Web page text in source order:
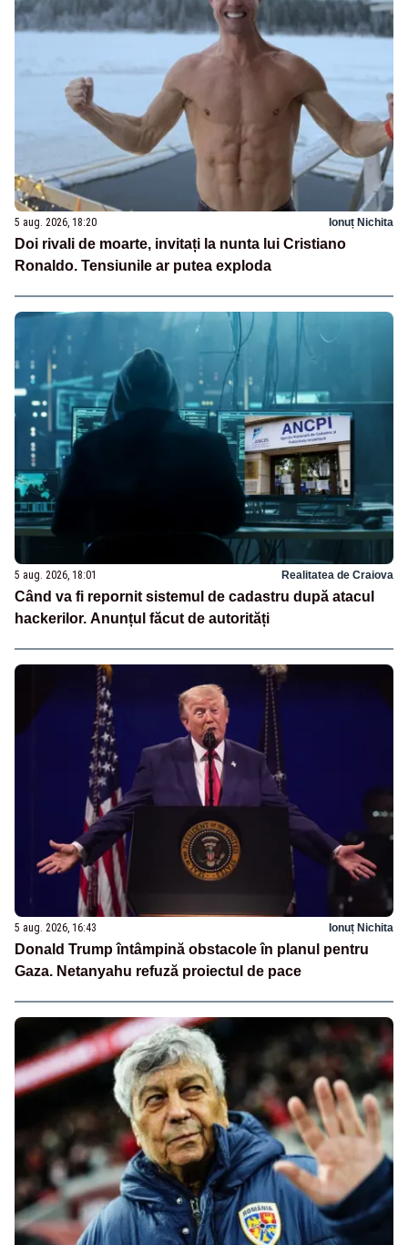
5 aug. 2026, 18:20 Ionuț Nichita
Doi rivali de moarte, invitați la nunta lui Cristiano
Ronaldo. Tensiunile ar putea exploda
5 aug. 2026, 18:01 Realitatea de Craiova
Când va fi repornit sistemul de cadastru după atacul
hackerilor. Anunțul făcut de autorități
5 aug. 2026, 16:43 Ionuț Nichita
Donald Trump întâmpină obstacole în planul pentru
Gaza. Netanyahu refuză proiectul de pace